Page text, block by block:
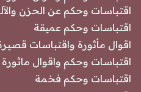
اقتباسات وحكم عن الحزن
اقتباسات وحكم عميقة
اقوال مأثورة واقتباسات
اقتباسات وحكم واقوال
اقتباسات وحكم فخمة